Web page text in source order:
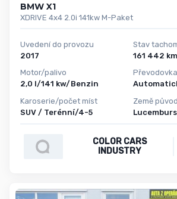
BMW X1
XDRIVE 4x4 2.0i 141kw M-Paket
Uvedení do provozu
2017
Motor/palivo
2,0 l/141 kw/Benzin
Karoserie/počet míst
SUV / Terénní/4-5
Stav
161 442 km
Země
COLOR CARS
INDUSTRY